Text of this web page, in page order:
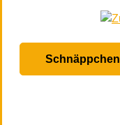
Schnäppchen